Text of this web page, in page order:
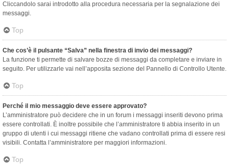
Cliccandolo sarai introdotto alla procedura necessaria per la segnalazione dei
messaggi.
Top
Che cos’è il pulsante “Salva” nella finestra di invio dei messaggi?
La funzione ti permette di salvare bozze di messaggi da completare e inviare in
seguito. Per utilizzarle vai nell’apposita sezione del Pannello di Controllo Utente.
Top
Perché il mio messaggio deve essere approvato?
L’amministratore può decidere che in un forum i messaggi inseriti devono prima
essere controllati. È inoltre possibile che l’amministratore ti abbia inserito in un
gruppo di utenti i cui messaggi ritiene che vadano controllati prima di essere resi
visibili. Contatta l’amministratore per maggiori informazioni.
Top